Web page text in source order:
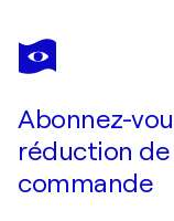
ANDREAS
GARBE
Abonnez-
réduction de
commande